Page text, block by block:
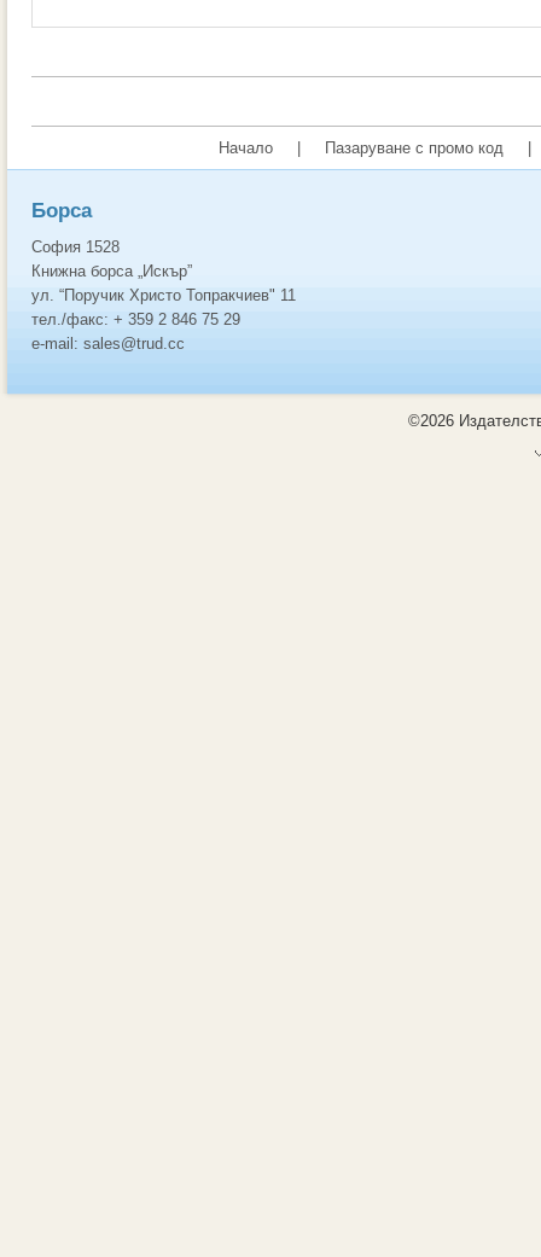
Начало Пазаруване с промо код
Борса
София 1528
Книжна борса „Искър”
ул. “Поручик Христо Топракчиев" 11
тел./факс: + 359 2 846 75 29
e-mail: sales@trud.cc
©2026